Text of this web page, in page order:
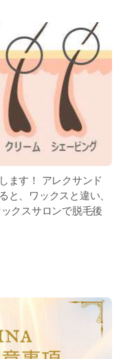
ます！ アレクサンド
と、ワックスと違い、
クスサロンで脱毛後
せんか？ APシュガー
は脱毛後の毛穴の汚
原因！ 綺麗なVIOを作
ケアしていけばあっと